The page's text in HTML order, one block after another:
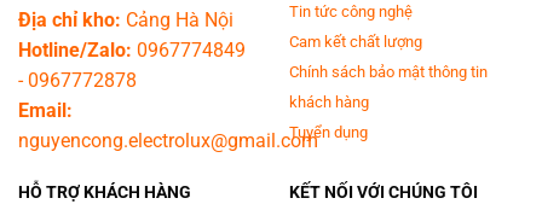
Địa chỉ kho: Cảng Hà Nội
Hotline/Zalo: 0967774849
-0967772878
Email:
nguyencong.electrolux@gmail.com
Tin tức công nghệ
Cam kết chất lượng
Chính sách bảo mật thông tin
khách hàng
Tuyển dụng
HỖ TRỢ KHÁCH HÀNG KẾT NỐI VỚI CHÚNG TÔI